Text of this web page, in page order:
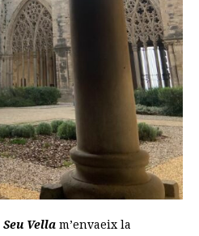
Seu Vella m’envaeix la